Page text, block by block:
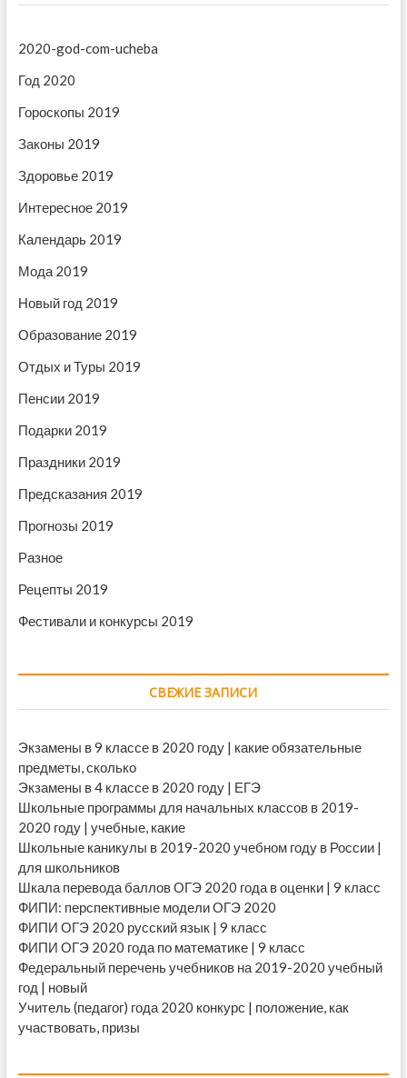
ц
и
я
п
о
з
а
п
и
с
я
м
я
я
2020-god-com-ucheba
Год 2020
Гороскопы 2019
Законы 2019
Здоровье 2019
Интересное 2019
Календарь 2019
Мода 2019
Новый год 2019
Образование 2019
Отдых и Туры 2019
Пенсии 2019
Подарки 2019
Праздники 2019
Предсказания 2019
Прогнозы 2019
Разное
Рецепты 2019
Фестивали и конкурсы 2019
СВЕЖИЕ ЗАПИСИ
Экзамены в 9 классе в 2020 году | какие обязательные
предметы, сколько
Экзамены в 4 классе в 2020 году | ЕГЭ
Школьные программы для начальных классов в 2019-
2020 году | учебные, какие
Школьные каникулы в 2019-2020 учебном году в России |
для школьников
Шкала перевода баллов ОГЭ 2020 года в оценки | 9 класс
ФИПИ: перспективные модели ОГЭ 2020
ФИПИ ОГЭ 2020 русский язык | 9 класс
ФИПИ ОГЭ 2020 года по математике | 9 класс
Федеральный перечень учебников на 2019-2020 учебный
год | новый
Учитель (педагог) года 2020 конкурс | положение, как
участвовать, призы